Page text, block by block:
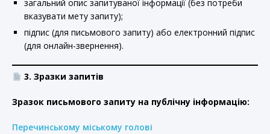
загальний опис запитуваної інформації (без потреби
вказувати мету запиту);
підпис (для письмового запиту) або електронний підпис
(для онлайн-звернення).
3. Зразки запитів
Зразок письмового запиту на публічну інформацію:
Перечинському міському голові